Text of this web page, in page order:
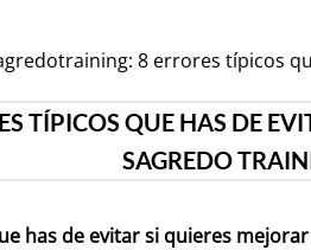
8 errores típicos
TÍPICOS QUE HAS DE
SAGREDO
has de evitar si quieres mejorar